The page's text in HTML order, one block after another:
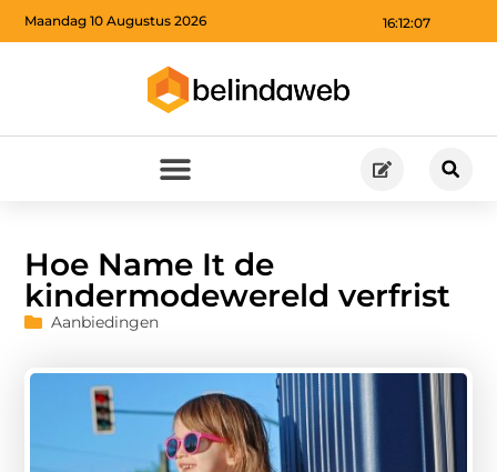
16:12:08
Maandag 10 Augustus 2026
Hoe Name It de
kindermodewereld verfrist
Aanbiedingen